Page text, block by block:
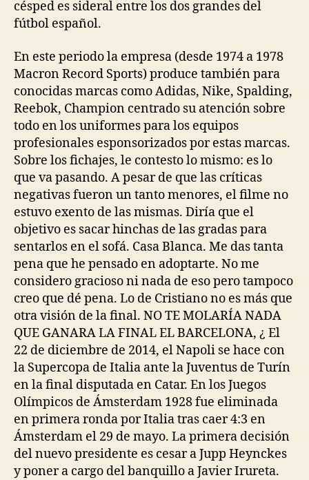
césped es sideral entre los dos grandes del
fútbol español.
En este periodo la empresa (desde 1974 a 1978
Macron Record Sports) produce también para
conocidas marcas como Adidas, Nike, Spalding,
Reebok, Champion centrado su atención sobre
todo en los uniformes para los equipos
profesionales esponsorizados por estas marcas.
Sobre los fichajes, le contesto lo mismo: es lo
que va pasando. A pesar de que las críticas
negativas fueron un tanto menores, el filme no
estuvo exento de las mismas. Diría que el
objetivo es sacar hinchas de las gradas para
sentarlos en el sofá. Casa Blanca. Me das tanta
pena que he pensado en adoptarte. No me
considero gracioso ni nada de eso pero tampoco
creo que dé pena. Lo de Cristiano no es más que
otra visión de la final. NO TE MOLARÍA NADA
QUE GANARA LA FINAL EL BARCELONA, ¿ El
22 de diciembre de 2014, el Napoli se hace con
la Supercopa de Italia ante la Juventus de Turín
en la final disputada en Catar. En los Juegos
Olímpicos de Ámsterdam 1928 fue eliminada
en primera ronda por Italia tras caer 4:3 en
Ámsterdam el 29 de mayo. La primera decisión
del nuevo presidente es cesar a Jupp Heynckes
y poner a cargo del banquillo a Javier Irureta.